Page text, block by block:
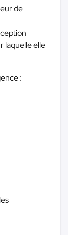
de
laquelle elle
: